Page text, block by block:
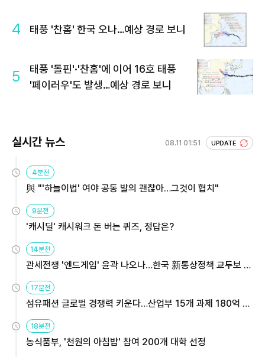
4 태풍 '찬홈' 한국 오나…예상 경로 보니
5
태풍 '돌핀'·'찬홈'에 이어 16호 태풍
'페이러우'도 발생…예상 경로 보니
실시간 뉴스 08.11 01:51 UPDATE
4분전
與 "'하늘이법' 여야 공동 발의 괜찮아…그것이 협치"
9분전
'캐시딜' 캐시워크 돈 버는 퀴즈, 정답은?
14분전
관세전쟁 '엔드게임' 윤곽 나오나…한국 新통상정책 교두보 활
17분전
섬유패션 글로벌 경쟁력 키운다…산업부 15개 과제 180억 지
18분전
농식품부, '천원의 아침밥' 참여 200개 대학 선정